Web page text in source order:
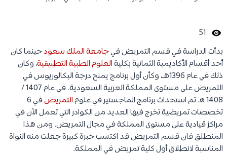
51
بدأت الدراسة في قسم التمريض فيجامعة الملك سعودحينما كان
أحد أقسام الأكاديمية الثمانية بكليةالعلوم الطبية التطبيقية، وكان
ذلك في عام 1396هـ، وكأن أول برنامج يمنح درجة البكالوريوس في
التمريض على مستوى المملكة العربية السعودية. في عام 1407 /
1408 هـ تم استحداث برنامج الماجستير في علوم
التمريض
في 6
تخصصات تمريضية تخرج فيها العديد من الكوادر التي تعمل الآن في
مراكز قيادية على مستوى المملكة في مجال التمريض. ومن هذا
المنطلق فان قسم التمريض قد اكتسب خبرة كبيرة جعلت منه النواة
المناسبة لانطلاق أول كلية تمريض في المملكة.